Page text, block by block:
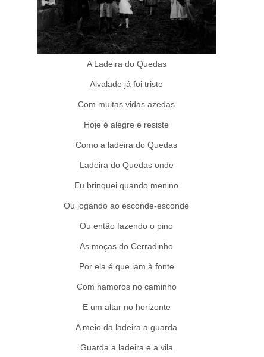
A Ladeira do Quedas
Alvalade já foi triste
Com muitas vidas azedas
Hoje é alegre e resiste
Como a ladeira do Quedas
Ladeira do Quedas onde
Eu brinquei quando menino
Ou jogando ao esconde-esconde
Ou então fazendo o pino
As moças do Cerradinho
Por ela é que iam à fonte
Com namoros no caminho
E um altar no horizonte
A meio da ladeira a guarda
Guarda a ladeira e a vila